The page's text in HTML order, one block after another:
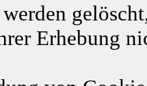
Erhebung